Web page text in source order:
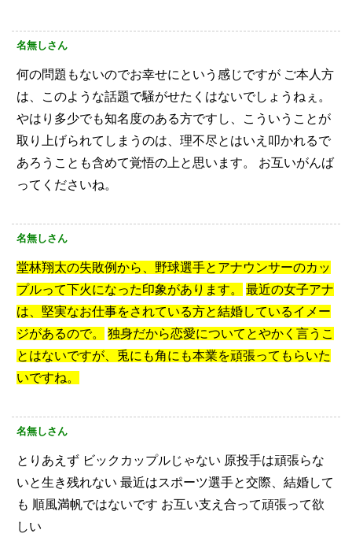
名無しさん
何の問題もないのでお幸せにという感じですが ご本人方
は、このような話題で騒がせたくはないでしょうねぇ。
やはり多少でも知名度のある方ですし、こういうことが
取り上げられてしまうのは、理不尽とはいえ叩かれるで
あろうことも含めて覚悟の上と思います。
お互いがんば
ってくださいね。
名無しさん
堂林翔太の失敗例から、野球選手とアナウンサーのカッ
プルって下火になった印象があります。
最近の女子アナ
は、堅実なお仕事をされている方と結婚しているイメー
ジがあるので。
独身だから恋愛についてとやかく言うこ
とはないですが、兎にも角にも本業を頑張ってもらいた
いですね。
名無しさん
とりあえず ビックカップルじゃない 原投手は頑張らな
いと生き残れない 最近はスポーツ選手と交際、結婚して
も 順風満帆ではないです お互い支え合って頑張って欲
しい